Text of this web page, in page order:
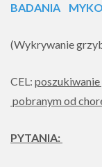
BADANIA
(Wykrywanie
CEL:
pobranym od
PYTANIA: